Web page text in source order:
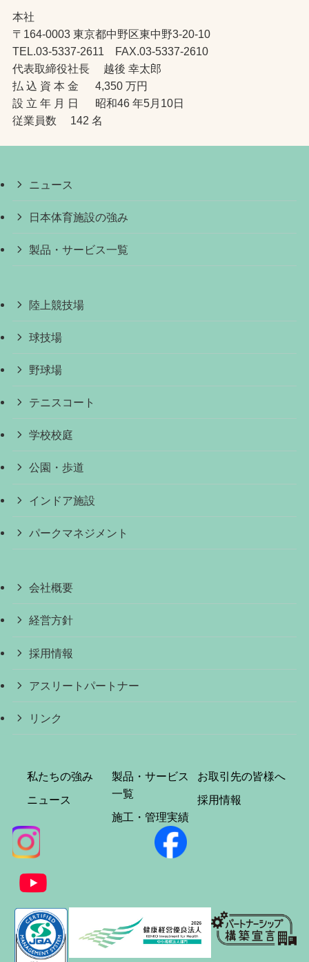
本社
〒164-0003 東京都中野区東中野3-20-10
TEL.03-5337-2611 FAX.03-5337-2610
代表取締役社長 越後 幸太郎
払 込 資 本 金 4,350 万円
設 立 年 月 日 昭和46 年5月10日
従業員数 142 名
ニュース
日本体育施設の強み
製品・サービス一覧
陸上競技場
球技場
野球場
テニスコート
学校校庭
公園・歩道
インドア施設
パークマネジメント
会社概要
経営方針
採用情報
アスリートパートナー
リンク
私たちの強み
ニュース
製品・サービス
一覧
施工・管理実績
お取引先の皆様へ
採用情報